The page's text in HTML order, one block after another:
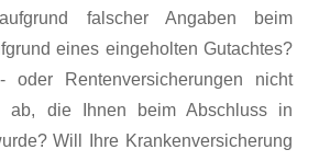
falscher Angaben beim
eines eingeholten Gutachtes?
oder Rentenversicherungen nicht
ab, die Ihnen beim Abschluss in
Will Ihre Krankenversicherung